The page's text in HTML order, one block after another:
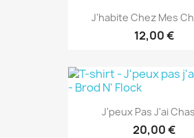
J'habite Chez Mes
12,00 €
J'peux Pas J'ai
20,00 €